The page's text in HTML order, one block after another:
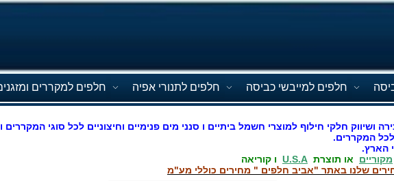
חלפים למייבשי כביסה חלפים לתנורי אפיה חלפים למקררים
ושיווק חלקי חילוף למוצרי חשמל ביתיים ו סנני מים פנימיים וחיצוניים לכל סוגי המקררים
המקררים.
הארץ.
מקוריים או תוצרת U.S.A ו קוריאה
שלנו באתר "אביב חלפים " מחירים כוללי מע"מ